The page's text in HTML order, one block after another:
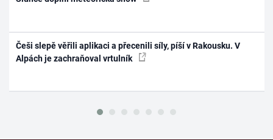
Češi slepě věřili aplikaci a přecenili síly, píší v Rakousku. V
Alpách je zachraňoval vrtulník